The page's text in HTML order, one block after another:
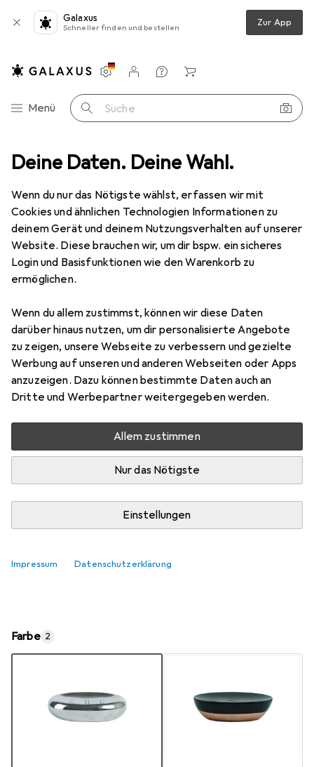
Deine Daten. Deine Wahl.
Wenn du nur das Nötigste wählst, erfassen wir mit
Cookies und ähnlichen Technologien Informationen zu
deinem Gerät und deinem Nutzungsverhalten auf unserer
Website. Diese brauchen wir, um dir bspw. ein sicheres
Login und Basisfunktionen wie den Warenkorb zu
ermöglichen.
Wenn du allem zustimmst, können wir diese Daten
darüber hinaus nutzen, um dir personalisierte Angebote
zu zeigen, unsere Webseite zu verbessern und gezielte
Werbung auf unseren und anderen Webseiten oder Apps
anzuzeigen. Dazu können bestimmte Daten auch an
Dritte und Werbepartner weitergegeben werden.
Allem zustimmen
Nur das Nötigste
Einstellungen
Impressum Datenschutzerklärung
Galaxus
Schneller finden und bestellen Zur App
Navigation nach Kategorien
Menü Suche
Einstellungen
Kundenkonto
Vergleichslisten
Merklisten
Warenkorb
Seifenspender + Seifenschale
MSVSavannah
EUR
15,47
Bewertungen
Zwischen Di, 18.8. und Di, 25.8. geliefert
Benachrichtigen, wenn schneller verfügbar
Lieferort angeben für genaue Lieferzeit
In den Warenkorb
Farbe 2